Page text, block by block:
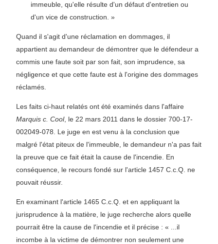
immeuble, qu'elle résulte d'un défaut d'entretien ou
d'un vice de construction. »
Quand il s'agit d'une réclamation en dommages, il
appartient au demandeur de démontrer que le défendeur a
commis une faute soit par son fait, son imprudence, sa
négligence et que cette faute est à l'origine des dommages
réclamés.
Les faits ci-haut relatés ont été examinés dans l'affaire
Marquis c. Cool, le 22 mars 2011 dans le dossier 700-17-
002049-078. Le juge en est venu à la conclusion que
malgré l'état piteux de l'immeuble, le demandeur n'a pas fait
la preuve que ce fait était la cause de l'incendie. En
conséquence, le recours fondé sur l'article 1457 C.c.Q. ne
pouvait réussir.
En examinant l'article 1465 C.c.Q. et en appliquant la
jurisprudence à la matière, le juge recherche alors quelle
pourrait être la cause de l'incendie et il précise : « ...il
incombe à la victime de démontrer non seulement une